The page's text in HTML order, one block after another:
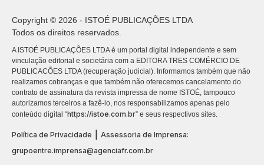
Copyright © 2026 - ISTOÉ PUBLICAÇÕES LTDA
Todos os direitos reservados.
A ISTOÉ PUBLICAÇÕES LTDA é um portal digital independente e sem
vinculação editorial e societária com a EDITORA TRES COMÉRCIO DE
PUBLICACÕES LTDA (recuperação judicial). Informamos também que não
realizamos cobranças e que também não oferecemos cancelamento do
contrato de assinatura da revista impressa de nome ISTOÉ, tampouco
autorizamos terceiros a fazê-lo, nos responsabilizamos apenas pelo
conteúdo digital “https://istoe.com.br” e seus respectivos sites.
Política de Privacidade
Assessoria de Imprensa:
grupoentre.imprensa@agenciafr.com.br